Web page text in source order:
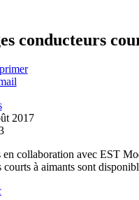
conducteurs
2017
collaboration avec EST
courts à aimants sont